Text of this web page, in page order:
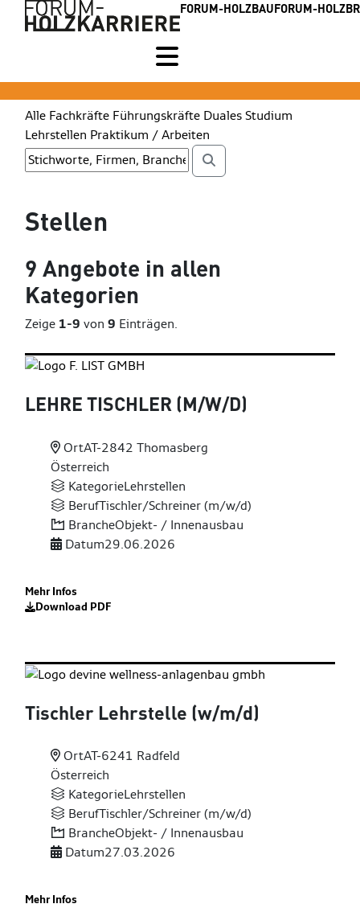
FORUM-HOLZBAUFORUM-
Alle Fachkräfte Führungskräfte Duales Studium
Lehrstellen Praktikum / Arbeiten
Stellen
9 Angebote in allen
Kategorien
Zeige 1-9 von9 Einträgen.
LEHRE TISCHLER (M/W/D)
OrtAT-2842 Thomasberg
Österreich
KategorieLehrstellen
BerufTischler/Schreiner (m/w/d)
BrancheObjekt- / Innenausbau
Datum29.06.2026
Mehr Infos
Download PDF
Tischler Lehrstelle (w/m/d)
OrtAT-6241 Radfeld
Österreich
KategorieLehrstellen
BerufTischler/Schreiner (m/w/d)
BrancheObjekt- / Innenausbau
Datum27.03.2026
Mehr Infos